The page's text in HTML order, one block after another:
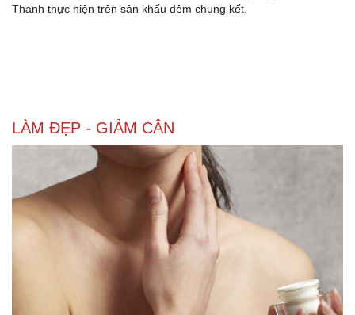
Nhi khoa
Nam khoa
Làm đẹp - giảm cân
Phòng mạch online
Ăn sạch sống khỏe
Thanh thực hiện trên sân khấu đêm chung kết.
LÀM ĐẸP - GIẢM CÂN